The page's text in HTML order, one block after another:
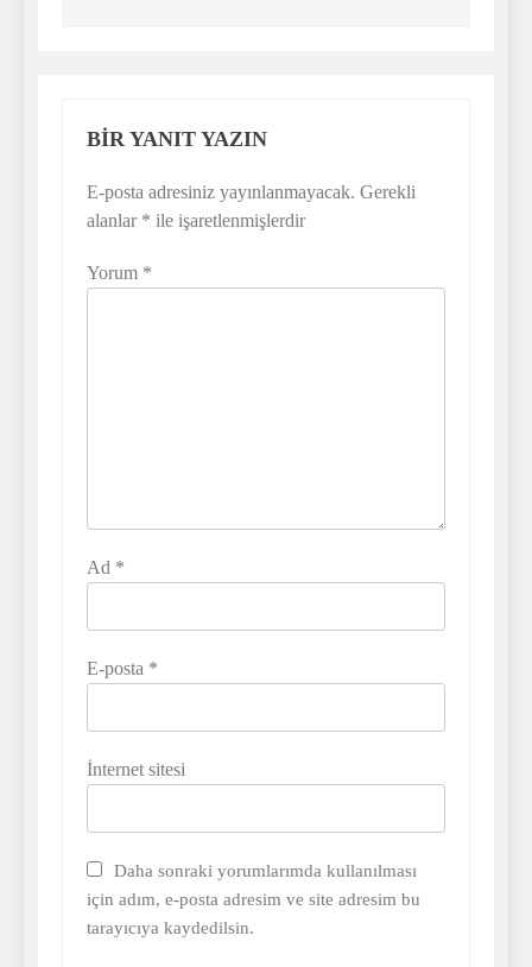
BIR YANIT YAZIN
E-posta adresiniz yayınlanmayacak. Gerekli
alanlar * ile işaretlenmişlerdir
Yorum *
Ad *
E-posta *
İnternet sitesi
Daha sonraki yorumlarımda kullanılması
için adım, e-posta adresim ve site adresim bu
tarayıcıya kaydedilsin.